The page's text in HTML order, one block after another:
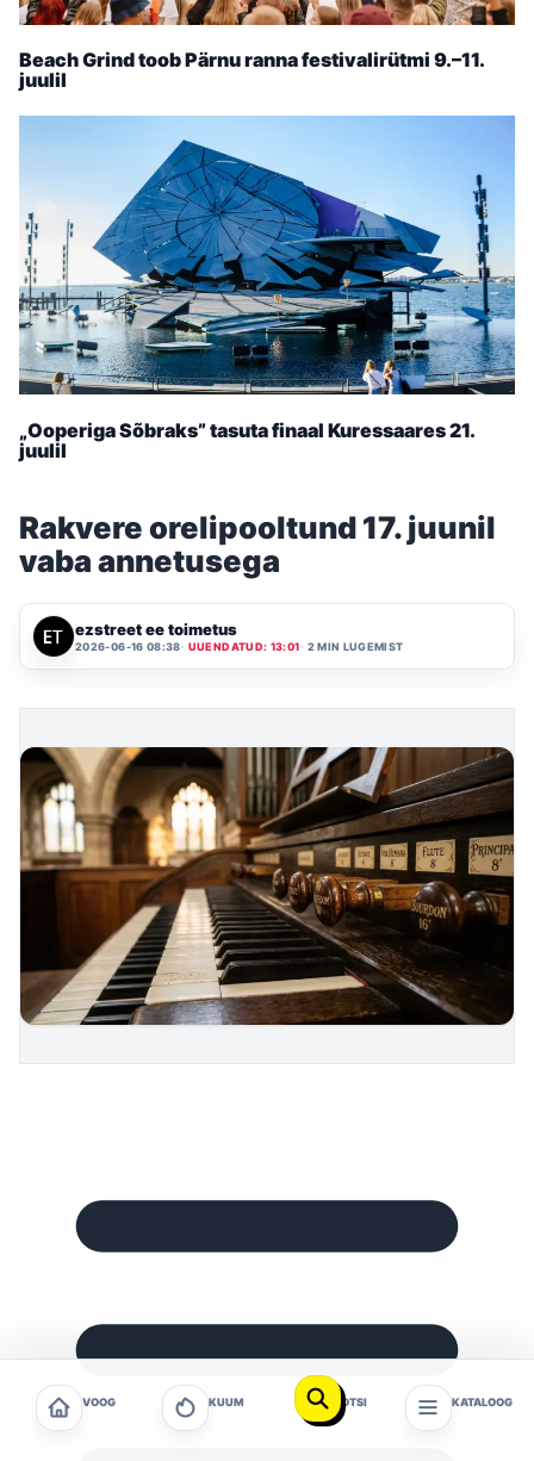
Beach Grind toob Pärnu ranna festivalirütmi 9.–11.
juulil
„Ooperiga Sõbraks” tasuta finaal Kuressaares 21.
juulil
Rakvere orelipooltund 17. juunil
vaba annetusega
ezstreet ee toimetus
2026-06-16 08:38 UUENDATUD: 13:01 2 MIN LUGEMIST
VOOG KUUM OTSI KATALOOG